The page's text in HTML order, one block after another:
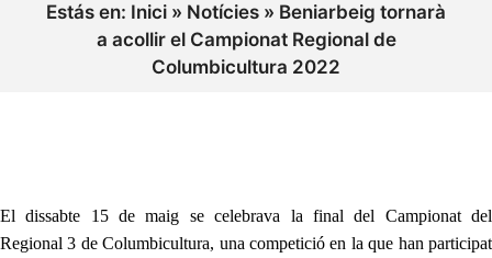
Estás en: Inici » Notícies » Beniarbeig tornarà
a acollir el Campionat Regional de
Columbicultura 2022
El dissabte 15 de maig se celebrava la final del Campionat del
Regional 3 de Columbicultura, una competicióen la que han participat